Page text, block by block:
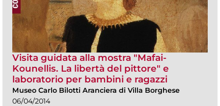
Visita guidata alla mostra "Mafai-
Kounellis. La libertà del pittore" e
laboratorio per bambini e ragazzi
Museo Carlo Bilotti Aranciera di Villa Borghese
06/04/2014